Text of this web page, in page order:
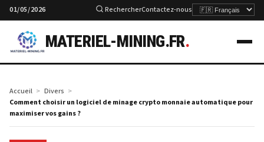
01/05/2026 RechercherContactez-nous
MATERIEL-MINING.FR.
Accueil
Divers
Comment choisir un logiciel de minage crypto monnaie automatique pour
maximiser vos gains ?